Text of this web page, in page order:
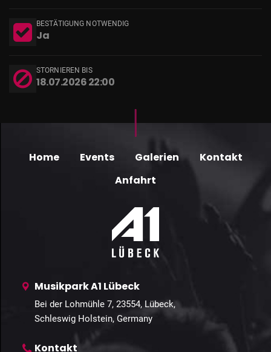
BESTÄTIGUNG NOTWENDIG
Ja
STORNIEREN BIS
18.07.2026 22:00
Home Events Galerien
Kontakt
Anfahrt
Musikpark A1 Lübeck
Bei der Lohmühle 7, 23554, Lübeck,
Schleswig Holstein, Germany
Kontakt